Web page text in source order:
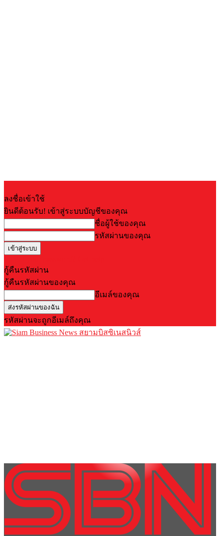
ลงชื่อเข้าใช้
ยินดีต้อนรับ! เข้าสู่ระบบบัญชีของคุณ
ชื่อผู้ใช้ของคุณ
รหัสผ่านของคุณ
กู้คืนรหัสผ่าน
กู้คืนรหัสผ่านของคุณ
อีเมล์ของคุณ
รหัสผ่านจะถูกอีเมล์ถึงคุณ
สยามบิสซิเนสนิวส์